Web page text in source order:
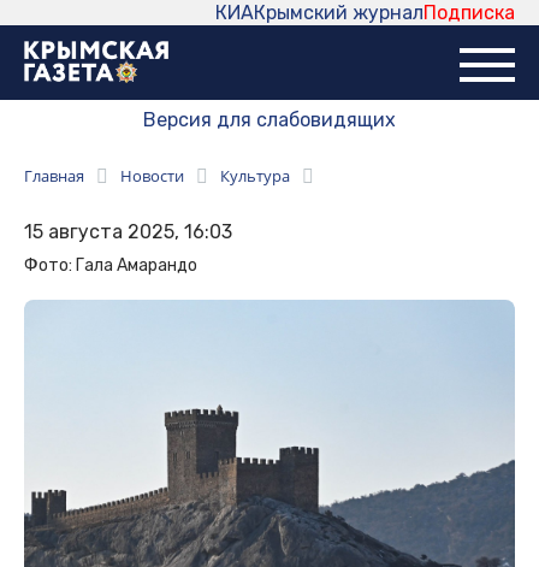
Подписка
Крымский журнал
КИА
Версия для слабовидящих
Главная Новости Культура
15 августа 2025, 16:03
Фото: Гала Амарандо